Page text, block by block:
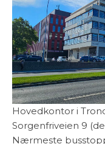
Hovedkontor i
Sorgenfriveien 9
Nærmeste